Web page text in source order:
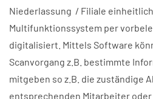
Niederlassung / Filiale
Multifunktionssystem per
digitalisiert. Mittels Software
Scanvorgang z.B. bestimmte
mitgeben so z.B. die zuständige
entsprechenden Mitarbeiter